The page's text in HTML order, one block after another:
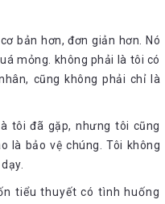
bản hơn, đơn giản hơn. Nó
mỏng. không phải là tôi có
cũng không phải chỉ là
tôi đã gặp, nhưng tôi cũng
là bảo vệ chúng. Tôi không
tiểu thuyết có tình huống